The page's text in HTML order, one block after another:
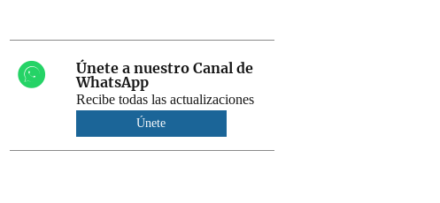
Únete a nuestro Canal de
WhatsApp
Recibe todas las actualizaciones
Únete